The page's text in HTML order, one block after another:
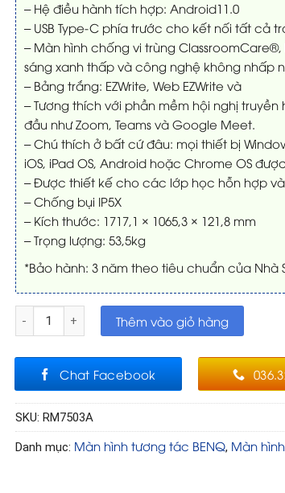
– Hệ điều hành tích hợp: Android11.0
– USB Type-C phía trước cho kết nối tất cả
– Màn hình chống vi trùng
sáng xanh thấp và công nghệ không nhấp
– Bảng trắng: EZWrite, Web EZWrite và
– Tương thích với phần mềm hội nghị truyền
đầu như Zoom, Teams và Google Meet.
– Chú thích ở bất cứ đâu: mọi thiết bị
iOS, iPad OS, Android hoặc Chrome OS
– Được thiết kế cho các lớp học hỗn hợp
– Chống bụi IP5X
– Kích thước: 1717,1 × 1065,3 × 121,8 mm
– Trọng lượng: 53,5kg
*Bảo hành: 3 năm theo tiêu chuẩn của Nhà
Màn hình tương tác BenQ RM7503A số lượng
Thêm vào giỏ hàng
Chat Facebook
SKU: RM7503A
Danh mục: Màn hình tương tác BENQ, Màn